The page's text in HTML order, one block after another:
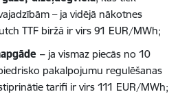
– ja vidējā nākotnes
TTF biržā ir virs 91 EUR/MWh;
– ja vismaz piecās no 10
pakalpojumu regulēšanas
tarifi ir virs 111 EUR/MWh;